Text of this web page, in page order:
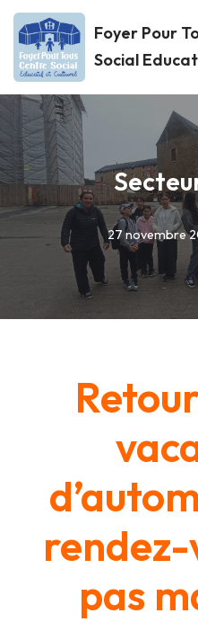
Aller
au
contenu
Foyer Pour
Social
27 novembre
rendez-
pas